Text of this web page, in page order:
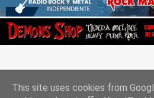
This site uses cookies from